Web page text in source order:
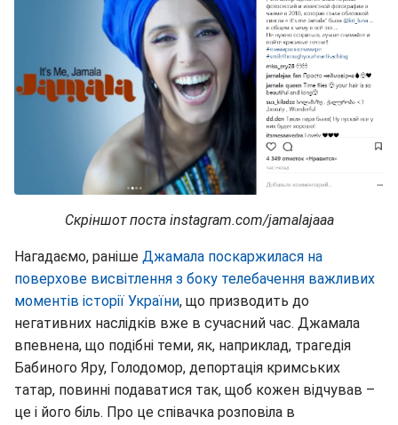
Скріншот поста instagram.com/jamalajaaa
Нагадаємо, раніше Джамала поскаржилася на
поверхове висвітлення з боку телебачення важливих
моментів історії України, що призводить до
негативних наслідків вже в сучасний час. Джамала
впевнена, що подібні теми, як, наприклад, трагедія
Бабиного Яру, Голодомор, депортація кримських
татар, повинні подаватися так, щоб кожен відчував –
це і його біль. Про це співачка розповіла в